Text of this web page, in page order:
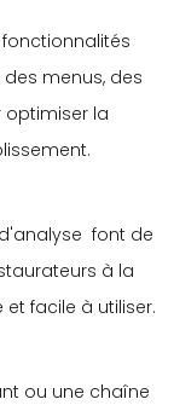
menus, des
optimiser la
font de
à la
facile à utiliser.
ou une chaîne